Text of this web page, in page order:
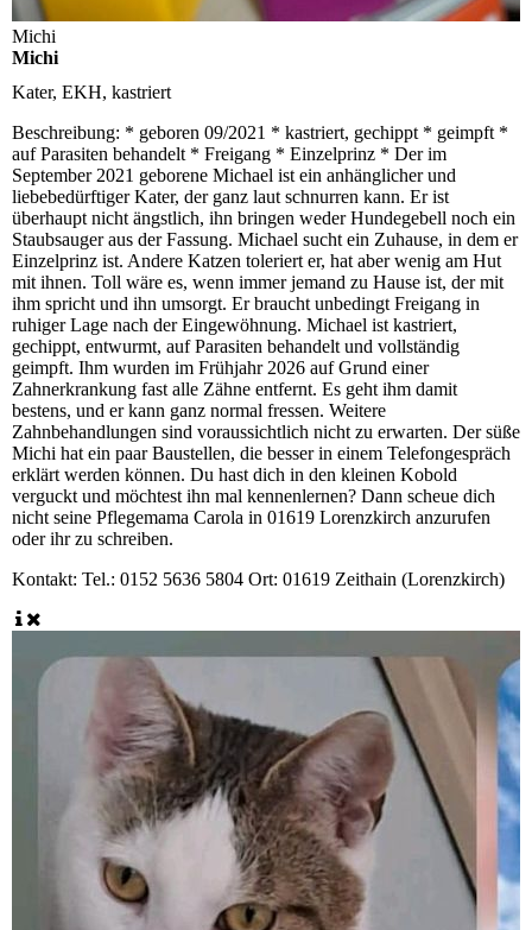
Michi
Michi
Kater, EKH, kastriert
Beschreibung: * geboren 09/2021 * kastriert, gechippt * geimpft *
auf Parasiten behandelt * Freigang * Einzelprinz * Der im
September 2021 geborene Michael ist ein anhänglicher und
liebebedürftiger Kater, der ganz laut schnurren kann. Er ist
überhaupt nicht ängstlich, ihn bringen weder Hundegebell noch ein
Staubsauger aus der Fassung. Michael sucht ein Zuhause, in dem er
Einzelprinz ist. Andere Katzen toleriert er, hat aber wenig am Hut
mit ihnen. Toll wäre es, wenn immer jemand zu Hause ist, der mit
ihm spricht und ihn umsorgt. Er braucht unbedingt Freigang in
ruhiger Lage nach der Eingewöhnung. Michael ist kastriert,
gechippt, entwurmt, auf Parasiten behandelt und vollständig
geimpft. Ihm wurden im Frühjahr 2026 auf Grund einer
Zahnerkrankung fast alle Zähne entfernt. Es geht ihm damit
bestens, und er kann ganz normal fressen. Weitere
Zahnbehandlungen sind voraussichtlich nicht zu erwarten. Der süße
Michi hat ein paar Baustellen, die besser in einem Telefongespräch
erklärt werden können. Du hast dich in den kleinen Kobold
verguckt und möchtest ihn mal kennenlernen? Dann scheue dich
nicht seine Pflegemama Carola in 01619 Lorenzkirch anzurufen
oder ihr zu schreiben.
Kontakt: Tel.: 0152 5636 5804 Ort: 01619 Zeithain (Lorenzkirch)